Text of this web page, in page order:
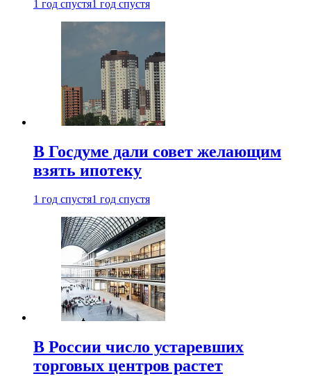
1 год спустя1 год спустя
В Госдуме дали совет желающим
взять ипотеку
1 год спустя1 год спустя
В России число устаревших
торговых центров растет